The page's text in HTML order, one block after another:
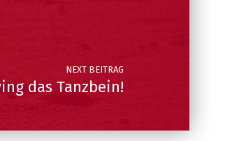
NEXT BEITRAG
das Tanzbein!